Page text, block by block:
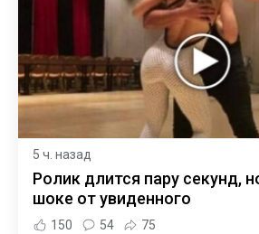
5 ч. назад
Ролик длится пару секунд,
шоке от увиденного
150 54 75